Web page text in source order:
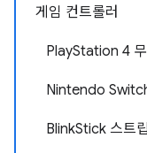
게임 컨트롤러
PlayStation 4
Nintendo
BlinkStick 스트립